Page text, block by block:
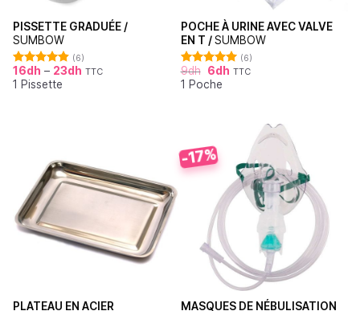
PISSETTE GRADUÉE /
SUMBOW
Note4.83
sur 5
(6)
16dh – 23dh TTC
1 Pissette
POCHE À URINE AVEC VALVE
EN T /SUMBOW
Note 5.00
sur 5
(6)
9dh 6dh TTC
1 Poche
PLATEAU EN ACIER
-17%
MASQUES DE NÉBULISATION